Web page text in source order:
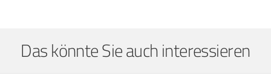
Das könnte Sie auch interessieren